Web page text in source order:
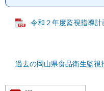
令和２年度監視指導
過去の岡山県食品衛生監視